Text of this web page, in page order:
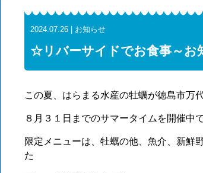
2024.07.26 | お知らせ
☆リバーサイドでお食事～お
この夏、はらまる水産の牡蠣が徳島市万
８月３１日までのサマータイムを開催中
限定メニューは、牡蠣の他、魚介、新鮮
た